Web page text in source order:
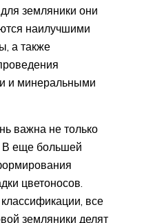
земляники они
наилучшими
а также
и минеральными
важна не только
В еще большей
цветоносов.
все
земляники делят